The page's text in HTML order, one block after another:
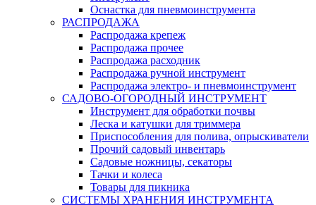
Оснастка для пневмоинструмента
РАСПРОДАЖА
Распродажа крепеж
Распродажа прочее
Распродажа расходник
Распродажа ручной инструмент
Распродажа электро- и пневмоинструмент
САДОВО-ОГОРОДНЫЙ ИНСТРУМЕНТ
Инструмент для обработки почвы
Леска и катушки для триммера
Приспособления для полива, опрыскиватели
Прочий садовый инвентарь
Садовые ножницы, секаторы
Тачки и колеса
Товары для пикника
СИСТЕМЫ ХРАНЕНИЯ ИНСТРУМЕНТА